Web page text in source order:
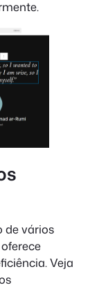
de vários
Veja